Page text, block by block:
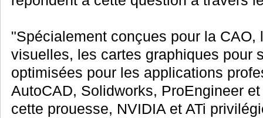
"Spécialement conçues pour la
visuelles, les cartes graphiques pour
optimisées pour les applications
AutoCAD, Solidworks, ProEngineer
cette prouesse, NVIDIA et ATi